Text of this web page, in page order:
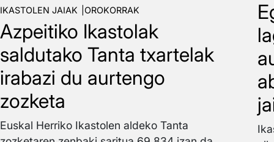
IKASTOLEN JAIAK OROKORRAK
Azpeitiko Ikastolak
saldutako Tanta txartelak
irabazi du aurtengo
zozketa
Euskal Herriko Ikastolen aldeko Tanta